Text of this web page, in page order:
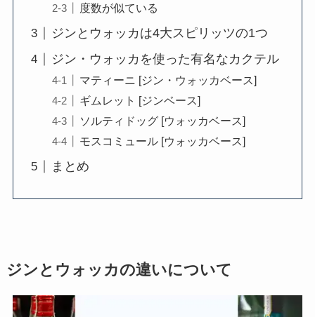
度数が似ている
ジンとウォッカは4大スピリッツの1つ
ジン・ウォッカを使った有名なカクテル
マティーニ [ジン・ウォッカベース]
ギムレット [ジンベース]
ソルティドッグ [ウォッカベース]
モスコミュール [ウォッカベース]
まとめ
ジンとウォッカの違いについて